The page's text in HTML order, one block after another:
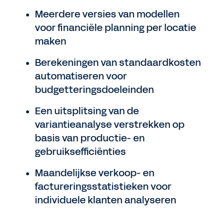
Meerdere versies van modellen
voor financiële planning per locatie
maken
Berekeningen van standaardkosten
automatiseren voor
budgetteringsdoeleinden
Een uitsplitsing van de
variantieanalyse verstrekken op
basis van productie- en
gebruiksefficiënties
Maandelijkse verkoop- en
factureringsstatistieken voor
individuele klanten analyseren